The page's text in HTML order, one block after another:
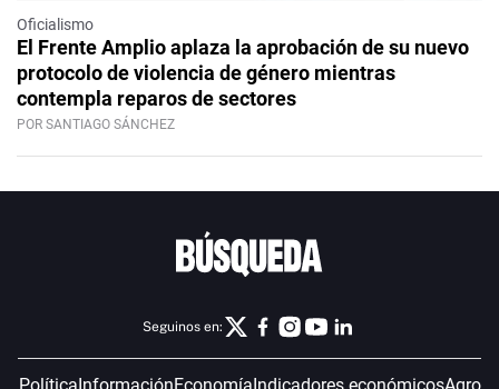
Oficialismo
El Frente Amplio aplaza la aprobación de su nuevo
protocolo de violencia de género mientras
contempla reparos de sectores
POR SANTIAGO SÁNCHEZ
Seguinos en: